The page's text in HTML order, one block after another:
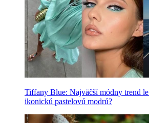
Tiffany Blue: Najväčší módny trend
ikonickú pastelovú modrú?